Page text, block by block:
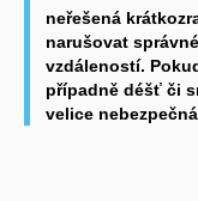
neřešená
narušovat
vzdáleností.
případně déšť či
velice